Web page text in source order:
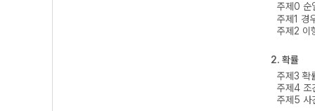
주제0 순
주제1 경
주제2 이
2. 확률
주제3 확
주제4 조
주제5 사